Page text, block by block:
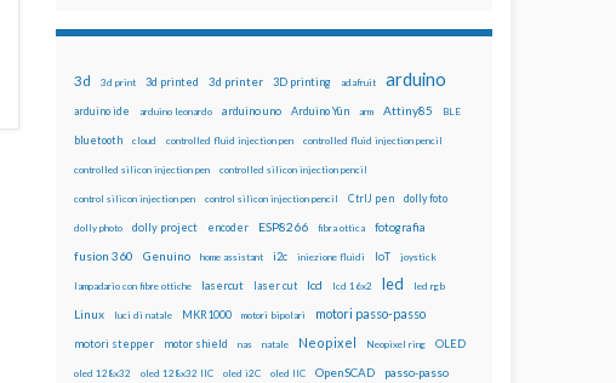
3d 3d print 3d printed 3d printer 3D printing adafruit arduino
arduino ide arduino leonardo arduino uno Arduino Yún arm Attiny85 BLE
bluetooth cloud controlled fluid injection pen controlled fluid injection pencil
controlled silicon injection pen controlled silicon injection pencil
control silicon injection pen control silicon injection pencil CtrlJ pen dolly foto
dolly photo dolly project encoder ESP8266 fibra ottica fotografia
fusion 360 Genuino home assistant i2c iniezione fluidi IoT joystick
lampadario con fibre ottiche lasercut laser cut lcd lcd 16x2 led led rgb
Linux luci di natale MKR1000 motori bipolari motori passo-passo
motori stepper motor shield nas natale Neopixel Neopixel ring OLED
oled 128x32 oled 128x32 IIC oled i2C oled IIC OpenSCAD passo-passo